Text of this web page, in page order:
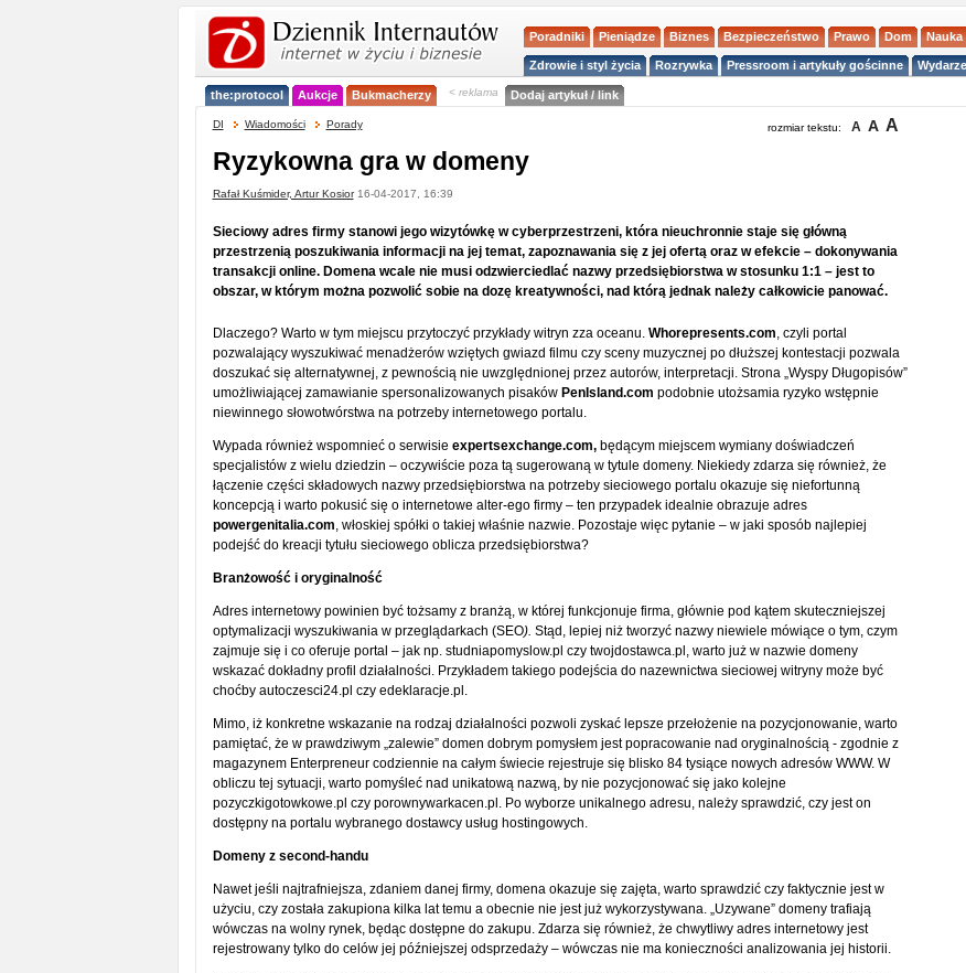
Poradniki Pieniądze Biznes Bezpieczeństwo Prawo Dom
Zdrowie i styl życia Rozrywka Pressroom i artykuły gościnne
the:protocol Aukcje Bukmacherzy < reklama Dodaj artykuł / link
DI Wiadomości Porady rozmiar tekstu: A A A
Ryzykowna gra w domeny
Rafał Kuśmider, Artur Kosior16-04-2017, 16:39
Sieciowy adres firmy stanowi jego wizytówkę w cyberprzestrzeni, która nieuchronnie staje się główną
przestrzenią poszukiwania informacji na jej temat, zapoznawania się z jej ofertą oraz w efekcie – dokonywania
transakcji online. Domena wcale nie musi odzwierciedlać nazwy przedsiębiorstwa w stosunku 1:1 – jest to
obszar, w którym można pozwolić sobie na dozę kreatywności, nad którą jednak należy całkowicie panować.
Dlaczego? Warto w tym miejscu przytoczyć przykłady witryn zza oceanu. Whorepresents.com, czyli portal
pozwalający wyszukiwać menadżerów wziętych gwiazd filmu czy sceny muzycznej po dłuższej kontestacji pozwala
doszukać się alternatywnej, z pewnością nie uwzględnionej przez autorów, interpretacji. Strona „Wyspy Długopisów”
umożliwiającej zamawianie spersonalizowanych pisaków PenIsland.com podobnie utożsamia ryzyko wstępnie
niewinnego słowotwórstwa na potrzeby internetowego portalu.
Wypada również wspomnieć o serwisie expertsexchange.com, będącym miejscem wymiany doświadczeń
specjalistów z wielu dziedzin – oczywiście poza tą sugerowaną w tytule domeny. Niekiedy zdarza się również, że
łączenie części składowych nazwy przedsiębiorstwa na potrzeby sieciowego portalu okazuje się niefortunną
koncepcją i warto pokusić się o internetowe alter-ego firmy – ten przypadek idealnie obrazuje adres
powergenitalia.com, włoskiej spółki o takiej właśnie nazwie. Pozostaje więc pytanie – w jaki sposób najlepiej
podejść do kreacji tytułu sieciowego oblicza przedsiębiorstwa?
Branżowość i oryginalność
Adres internetowy powinien być tożsamy z branżą, w której funkcjonuje firma, głównie pod kątem skuteczniejszej
optymalizacji wyszukiwania w przeglądarkach (SEO). Stąd, lepiej niż tworzyć nazwy niewiele mówiące o tym, czym
zajmuje się i co oferuje portal – jak np. studniapomyslow.pl czy twojdostawca.pl, warto już w nazwie domeny
wskazać dokładny profil działalności. Przykładem takiego podejścia do nazewnictwa sieciowej witryny może być
choćby autoczesci24.pl czy edeklaracje.pl.
Mimo, iż konkretne wskazanie na rodzaj działalności pozwoli zyskać lepsze przełożenie na pozycjonowanie, warto
pamiętać, że w prawdziwym „zalewie” domen dobrym pomysłem jest popracowanie nad oryginalnością - zgodnie z
magazynem Enterpreneur codziennie na całym świecie rejestruje się blisko 84 tysiące nowych adresów WWW. W
obliczu tej sytuacji, warto pomyśleć nad unikatową nazwą, by nie pozycjonować się jako kolejne
pozyczkigotowkowe.pl czy porownywarkacen.pl. Po wyborze unikalnego adresu, należy sprawdzić, czy jest on
dostępny na portalu wybranego dostawcy usług hostingowych.
Domeny z second-handu
Nawet jeśli najtrafniejsza, zdaniem danej firmy, domena okazuje się zajęta, warto sprawdzić czy faktycznie jest w
użyciu, czy została zakupiona kilka lat temu a obecnie nie jest już wykorzystywana. „Uzywane” domeny trafiają
wówczas na wolny rynek, będąc dostępne do zakupu. Zdarza się również, że chwytliwy adres internetowy jest
rejestrowany tylko do celów jej późniejszej odsprzedaży – wówczas nie ma konieczności analizowania jej historii.